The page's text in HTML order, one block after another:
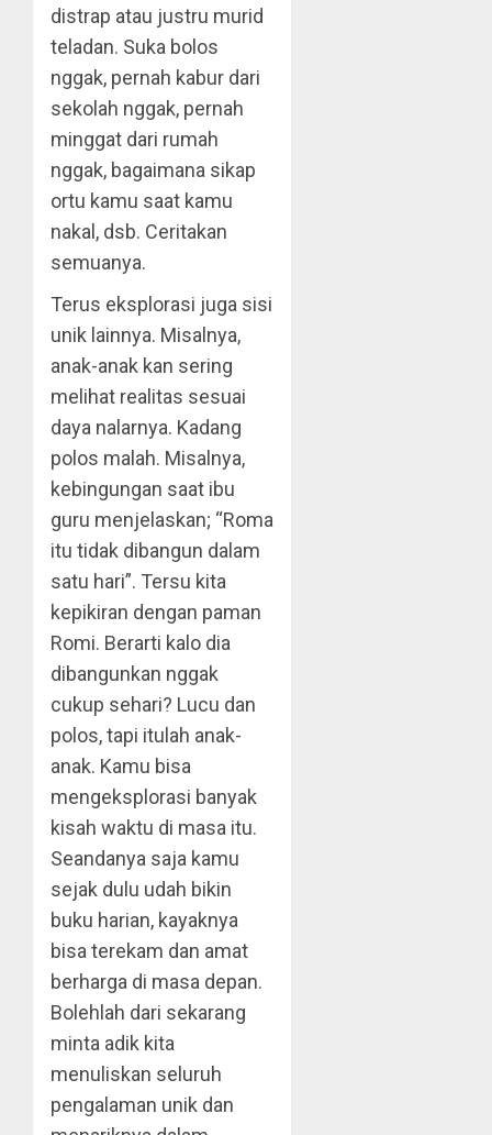
distrap atau justru murid
teladan. Suka bolos
nggak, pernah kabur dari
sekolah nggak, pernah
minggat dari rumah
nggak, bagaimana sikap
ortu kamu saat kamu
nakal, dsb. Ceritakan
semuanya.
Terus eksplorasi juga sisi
unik lainnya. Misalnya,
anak-anak kan sering
melihat realitas sesuai
daya nalarnya. Kadang
polos malah. Misalnya,
kebingungan saat ibu
guru menjelaskan; “Roma
itu tidak dibangun dalam
satu hari”. Tersu kita
kepikiran dengan paman
Romi. Berarti kalo dia
dibangunkan nggak
cukup sehari? Lucu dan
polos, tapi itulah anak-
anak. Kamu bisa
mengeksplorasi banyak
kisah waktu di masa itu.
Seandanya saja kamu
sejak dulu udah bikin
buku harian, kayaknya
bisa terekam dan amat
berharga di masa depan.
Bolehlah dari sekarang
minta adik kita
menuliskan seluruh
pengalaman unik dan